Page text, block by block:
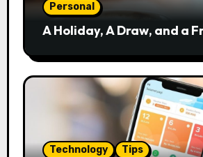
Personal
A Holiday, A Draw, and a
Technology Tips